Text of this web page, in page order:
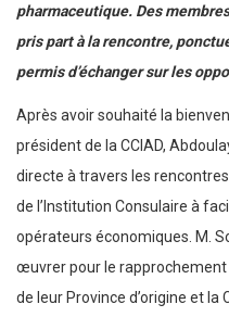
pharmaceutique. Des
pris part à la rencontre,
permis d’échanger sur les
Après avoir souhaité la
président de la CCIAD,
directe à travers les
de l’Institution Consulaire à
opérateurs économiques. M.
œuvrer pour le
de leur Province d’origine et la